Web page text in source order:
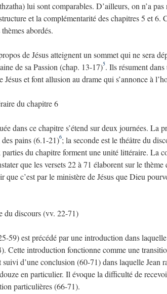
lui sont comparables. D’ailleurs, on n’a
et la complémentarité des chapitres 5 et 6.
abordés.
de Jésus atteignent un sommet qui ne sera
de sa Passion (chap. 13-17)5. Ils résument
Jésus et font allusion au drame qui s’annonce à
du chapitre 6
dans ce chapitre s’étend sur deux journées. La
pains (6.1-21)6; la seconde est le théâtre du
du chapitre forment une unité littéraire. La
que les versets 22 à 71 élaborent sur le
que c’est par le ministère de Jésus que Dieu
du discours (vv. 22-71)
59) est précédé par une introduction dans
Cette introduction fonctionne comme une
suivi d’une conclusion (60-71) dans laquelle Jean
en particulier. Il évoque la difficulté de
particulières (66-71).